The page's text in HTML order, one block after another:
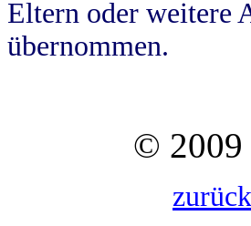
Eltern oder weitere
übernommen.
© 2009